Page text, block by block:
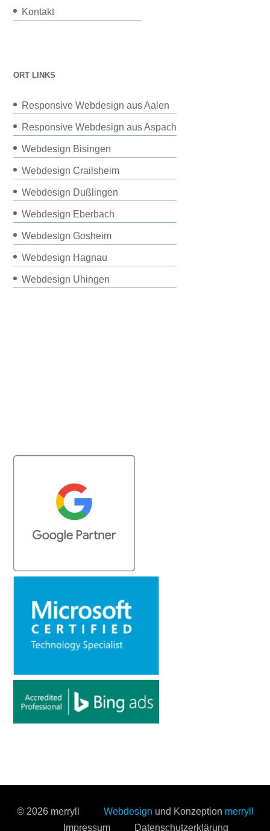
Kontakt
ORT LINKS
Responsive Webdesign aus Aalen
Responsive Webdesign aus Aspach
Webdesign Bisingen
Webdesign Crailsheim
Webdesign Dußlingen
Webdesign Eberbach
Webdesign Gosheim
Webdesign Hagnau
Webdesign Uhingen
© 2026 merryll Webdesign und Konzeption merryll
Impressum
Datenschutzerklärung